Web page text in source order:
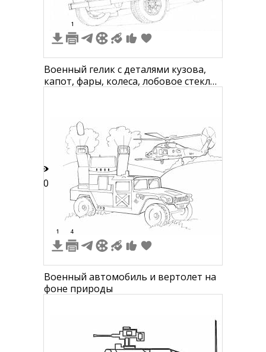
1
Военный гелик с деталями кузова,
капот, фары, колеса, лобовое стекло,
10
1 4
Военный автомобиль и вертолет на
фоне природы